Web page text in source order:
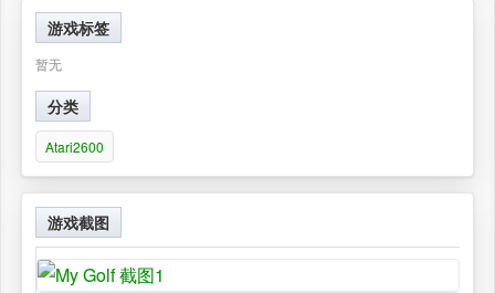
游戏标签
暂无
分类
Atari2600
游戏截图